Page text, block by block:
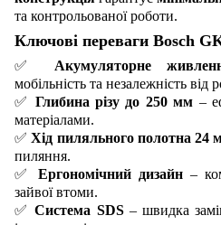
та контрольованої роботи.
Ключові переваги Bosch
✅ Акумуляторне
мобільність та незалежність від
✅ Глибина різу до 250 мм –
матеріалами.
✅ Хід пиляльного полотна 24
пиляння.
✅
Ергономічний дизайн –
зайвої втоми.
✅ Система SDS– швидка